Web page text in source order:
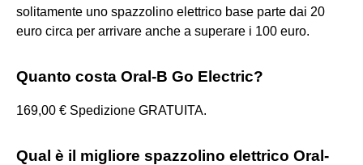
solitamente uno spazzolino elettrico base parte dai 20
euro circa per arrivare anche a superare i 100 euro.
Quanto costa Oral-B Go Electric?
169,00 € Spedizione GRATUITA.
Qual è il migliore spazzolino elettrico Oral-